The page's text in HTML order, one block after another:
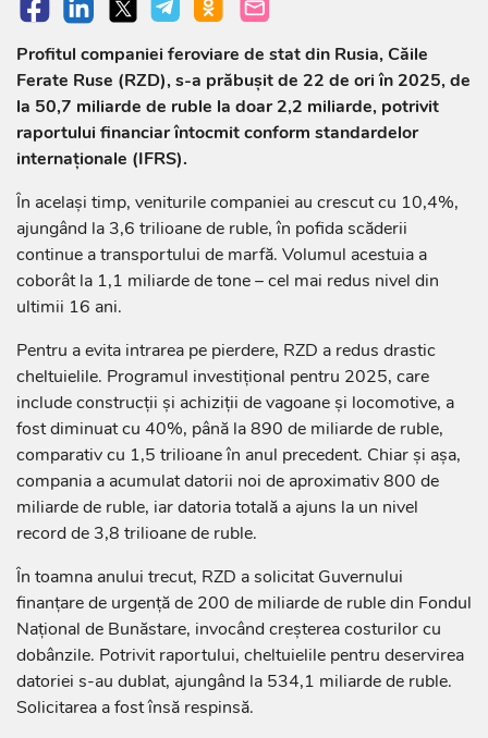
Profitul companiei feroviare de stat din Rusia, Căile
Ferate Ruse (RZD), s-a prăbușit de 22 de ori în 2025, de
la 50,7 miliarde de ruble la doar 2,2 miliarde, potrivit
raportului financiar întocmit conform standardelor
internaționale (IFRS).
În același timp, veniturile companiei au crescut cu 10,4%,
ajungând la 3,6 trilioane de ruble, în pofida scăderii
continue a transportului de marfă. Volumul acestuia a
coborât la 1,1 miliarde de tone – cel mai redus nivel din
ultimii 16 ani.
Pentru a evita intrarea pe pierdere, RZD a redus drastic
cheltuielile. Programul investițional pentru 2025, care
include construcții și achiziții de vagoane și locomotive, a
fost diminuat cu 40%, până la 890 de miliarde de ruble,
comparativ cu 1,5 trilioane în anul precedent. Chiar și așa,
compania a acumulat datorii noi de aproximativ 800 de
miliarde de ruble, iar datoria totală a ajuns la un nivel
record de 3,8 trilioane de ruble.
În toamna anului trecut, RZD a solicitat Guvernului
finanțare de urgență de 200 de miliarde de ruble din Fondul
Național de Bunăstare, invocând creșterea costurilor cu
dobânzile. Potrivit raportului, cheltuielile pentru deservirea
datoriei s-au dublat, ajungând la 534,1 miliarde de ruble.
Solicitarea a fost însă respinsă.